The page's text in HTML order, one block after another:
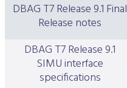
DBAG T7 Release 9.1 Final
Release notes
DBAG T7 Release 9.1
SIMU interface
specifications